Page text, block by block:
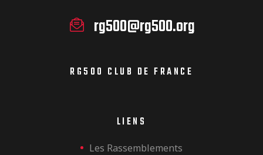
rg500@rg500.org
RG500 CLUB DE FRANCE
LIENS
Les Rassemblements